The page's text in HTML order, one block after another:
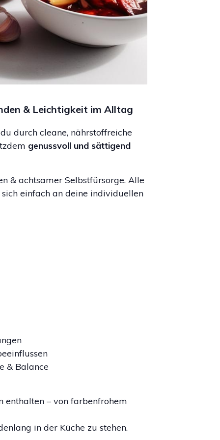
& Leichtigkeit im Alltag
durch cleane, nährstoffreiche
genussvoll und sättigend
& achtsamer Selbstfürsorge. Alle
einfach an deine individuellen
& Balance
enthalten – von farbenfrohem
in der Küche zu stehen.